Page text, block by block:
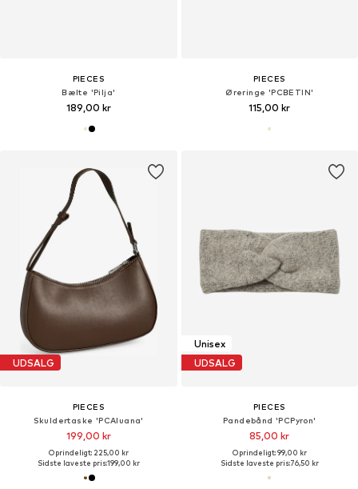
PIECES
Bælte 'Pilja'
189,00 kr
PIECES
Øreringe 'PCBETIN'
115,00 kr
UDSALG
PIECES
Skuldertaske 'PCAluana'
199,00 kr
Oprindeligt: 225,00 kr
Sidste laveste pris:199,00 kr
Unisex
UDSALG
PIECES
Pandebånd 'PCPyron'
85,00 kr
Oprindeligt: 99,00 kr
Sidste laveste pris:76,50 kr